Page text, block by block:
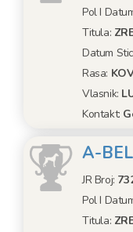
Pol I
Titula:
Datum
Rasa:
Vlasnik:
Kontakt:
A-
JR Broj:
Pol I
Titula: